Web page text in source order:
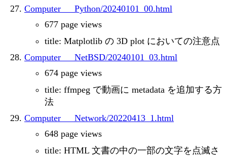
Computer___Python/20240101_00.html
677 page views
title: Matplotlib の 3D plot においての注意点
Computer___NetBSD/20240101_03.html
674 page views
title: ffmpeg で動画に metadata を追加する方
法
Computer___Network/20220413_1.html
648 page views
title: HTML 文書の中の一部の文字を点滅さ